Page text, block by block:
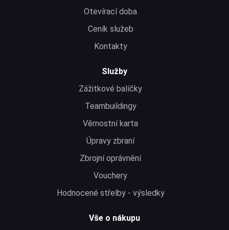
Otevírací doba
Ceník služeb
Kontakty
Služby
Zážitkové balíčky
Teambuildingy
Věrnostní karta
Úpravy zbraní
Zbrojní oprávnění
Vouchery
Hodnocené střelby - výsledky
Vše o nákupu